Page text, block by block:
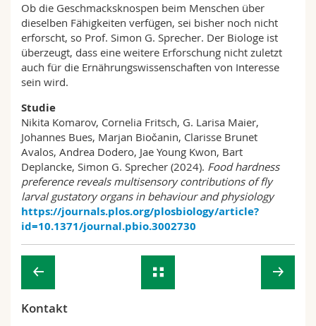
Ob die Geschmacksknospen beim Menschen über
dieselben Fähigkeiten verfügen, sei bisher noch nicht
erforscht, so Prof. Simon G. Sprecher. Der Biologe ist
überzeugt, dass eine weitere Erforschung nicht zuletzt
auch für die Ernährungswissenschaften von Interesse
sein wird.
Studie
Nikita Komarov, Cornelia Fritsch, G. Larisa Maier,
Johannes Bues, Marjan Biočanin, Clarisse Brunet
Avalos, Andrea Dodero, Jae Young Kwon, Bart
Deplancke, Simon G. Sprecher (2024). Food hardness
preference reveals multisensory contributions of fly
larval gustatory organs in behaviour and physiology
https://journals.plos.org/plosbiology/article?
id=10.1371/journal.pbio.3002730
Kontakt